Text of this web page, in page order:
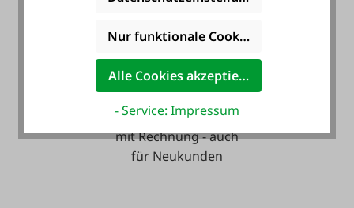
Zahlung auf Wunsch
mit Rechnung - auch
für Neukunden
Nur funktionale Cookies akzeptieren
Alle Cookies akzeptieren
- Service: Impressum